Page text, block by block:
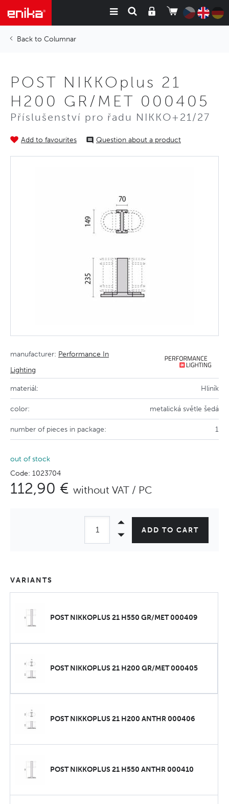
Columnar
POST NIKKOplus 21
H200 GR/MET 000405
Příslušenství pro řadu NIKKO+21/27
Add to favourites Question about a product
manufacturer: Performance In
Lighting
materiál: Hliník
color: metalická světle šedá
number of pieces in package: 1
out of stock
Code: 1023704
112,90 € without VAT / PC
ADD TO CART
VARIANTS
POST NIKKOPLUS 21 H550 GR/MET 000409
POST NIKKOPLUS 21 H200 GR/MET 000405
POST NIKKOPLUS 21 H200 ANTHR 000406
POST NIKKOPLUS 21 H550 ANTHR 000410